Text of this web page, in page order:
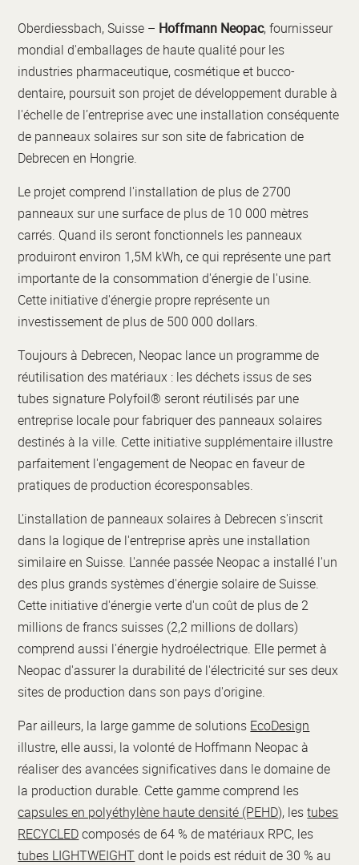
Oberdiessbach, Suisse – Hoffmann Neopac, fournisseur
mondial d'emballages de haute qualité pour les
industries pharmaceutique, cosmétique et bucco-
dentaire, poursuit son projet de développement durable à
l'échelle de l’entreprise avec une installation conséquente
de panneaux solaires sur son site de fabrication de
Debrecen en Hongrie.
Le projet comprend l'installation de plus de 2700
panneaux sur une surface de plus de 10 000 mètres
carrés. Quand ils seront fonctionnels les panneaux
produiront environ 1,5M kWh, ce qui représente une part
importante de la consommation d'énergie de l'usine.
Cette initiative d'énergie propre représente un
investissement de plus de 500 000 dollars.
Toujours à Debrecen, Neopac lance un programme de
réutilisation des matériaux : les déchets issus de ses
tubes signature Polyfoil® seront réutilisés par une
entreprise locale pour fabriquer des panneaux solaires
destinés à la ville. Cette initiative supplémentaire illustre
parfaitement l'engagement de Neopac en faveur de
pratiques de production écoresponsables.
L'installation de panneaux solaires à Debrecen s'inscrit
dans la logique de l'entreprise après une installation
similaire en Suisse. L'année passée Neopac a installé l'un
des plus grands systèmes d'énergie solaire de Suisse.
Cette initiative d'énergie verte d'un coût de plus de 2
millions de francs suisses (2,2 millions de dollars)
comprend aussi l'énergie hydroélectrique. Elle permet à
Neopac d'assurer la durabilité de l'électricité sur ses deux
sites de production dans son pays d'origine.
Par ailleurs, la large gamme de solutions EcoDesign
illustre, elle aussi, la volonté de Hoffmann Neopac à
réaliser des avancées significatives dans le domaine de
la production durable. Cette gamme comprend les
capsules en polyéthylène haute densité (PEHD), lestubes
RECYCLED composés de 64 % de matériaux RPC, les
tubes LIGHTWEIGHT dont le poids est réduit de 30 % au